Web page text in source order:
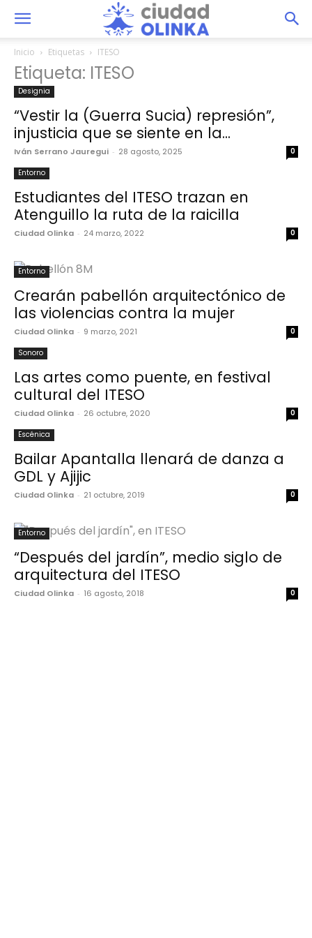
Inicio Etiquetas ITESO
Etiqueta: ITESO
Designia
“Vestir la (Guerra Sucia) represión”,
injusticia que se siente en la...
Iván Serrano Jauregui - 28 agosto, 2025 0
Entorno
Estudiantes del ITESO trazan en
Atenguillo la ruta de la raicilla
Ciudad Olinka - 24 marzo, 2022 0
Entorno
Crearán pabellón arquitectónico de
las violencias contra la mujer
Ciudad Olinka - 9 marzo, 2021 0
Sonoro
Las artes como puente, en festival
cultural del ITESO
Ciudad Olinka - 26 octubre, 2020 0
Escénica
Bailar Apantalla llenará de danza a
GDL y Ajijic
Ciudad Olinka - 21 octubre, 2019 0
Entorno
“Después del jardín”, medio siglo de
arquitectura del ITESO
Ciudad Olinka - 16 agosto, 2018 0